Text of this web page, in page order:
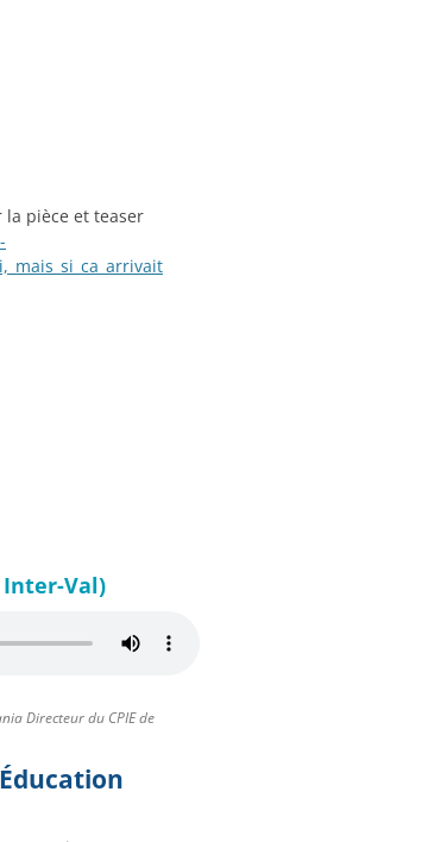
la pièce et teaser
Val)
Directeur du CPIE de